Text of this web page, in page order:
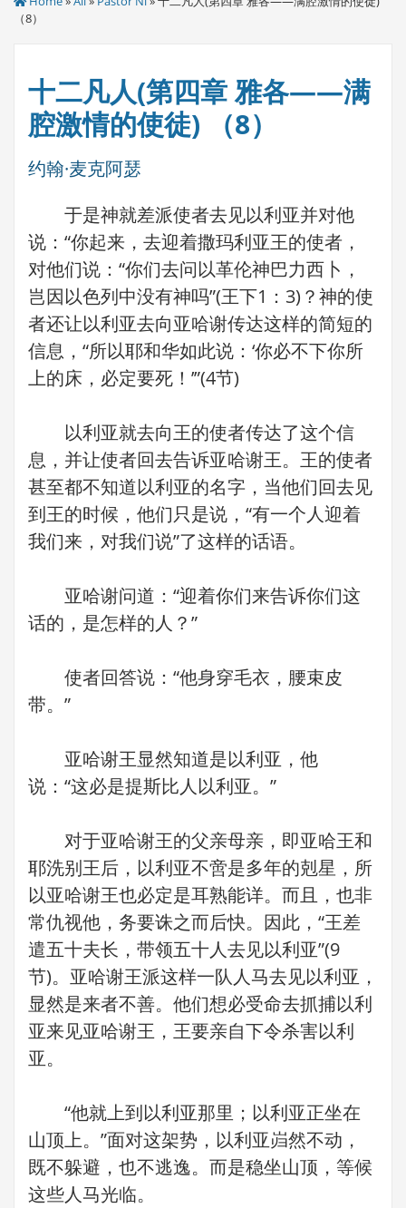
（8）
十二凡人(第四章 雅各——满
腔激情的使徒) （8）
约翰·麦克阿瑟
于是神就差派使者去见以利亚并对他
说：“你起来，去迎着撒玛利亚王的使者，
对他们说：“你们去问以革伦神巴力西卜，
岂因以色列中没有神吗”(王下1：3)？神的使
者还让以利亚去向亚哈谢传达这样的简短的
信息，“所以耶和华如此说：‘你必不下你所
上的床，必定要死！’”(4节)
以利亚就去向王的使者传达了这个信
息，并让使者回去告诉亚哈谢王。王的使者
甚至都不知道以利亚的名字，当他们回去见
到王的时候，他们只是说，“有一个人迎着
我们来，对我们说”了这样的话语。
亚哈谢问道：“迎着你们来告诉你们这
话的，是怎样的人？”
使者回答说：“他身穿毛衣，腰束皮
带。”
亚哈谢王显然知道是以利亚，他
说：“这必是提斯比人以利亚。”
对于亚哈谢王的父亲母亲，即亚哈王和
耶洗别王后，以利亚不啻是多年的剋星，所
以亚哈谢王也必定是耳熟能详。而且，也非
常仇视他，务要诛之而后快。因此，“王差
遣五十夫长，带领五十人去见以利亚”(9
节)。亚哈谢王派这样一队人马去见以利亚，
显然是来者不善。他们想必受命去抓捕以利
亚来见亚哈谢王，王要亲自下令杀害以利
亚。
“他就上到以利亚那里；以利亚正坐在
山顶上。”面对这架势，以利亚岿然不动，
既不躲避，也不逃逸。而是稳坐山顶，等候
这些人马光临。